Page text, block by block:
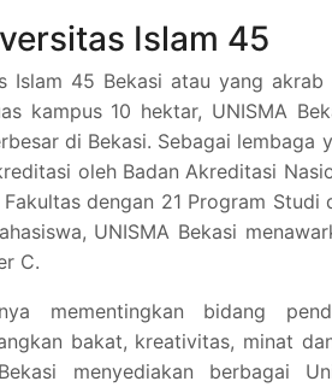
Islam 45
Islam 45 Bekasi atau yang
kampus 10 hektar, UNISMA
di Bekasi. Sebagai lembaga
oleh Badan Akreditasi
dengan 21 Program
UNISMA Bekasi
C.
mementingkan bidang
bakat, kreativitas, minat
menyediakan berbagai